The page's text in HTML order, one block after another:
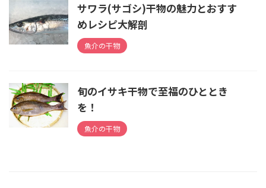
サワラ(サゴシ)干物の魅力とおすす
めレシピ大解剖
魚介の干物
旬のイサキ干物で至福のひととき
を！
魚介の干物